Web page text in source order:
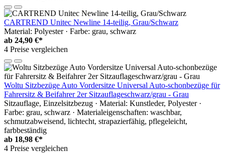
CARTREND Unitec Newline 14-teilig, Grau/Schwarz
Material: Polyester · Farbe: grau, schwarz
ab 24,90 €*
4 Preise vergleichen
Woltu Sitzbezüge Auto Vordersitze Universal Auto-schonbezüge für
Fahrersitz & Beifahrer 2er Sitzauflageschwarz/grau - Grau
Sitzauflage, Einzelsitzbezug · Material: Kunstleder, Polyester ·
Farbe: grau, schwarz · Materialeigenschaften: waschbar,
schmutzabweisend, lichtecht, strapazierfähig, pflegeleicht,
farbbeständig
ab 18,98 €*
4 Preise vergleichen